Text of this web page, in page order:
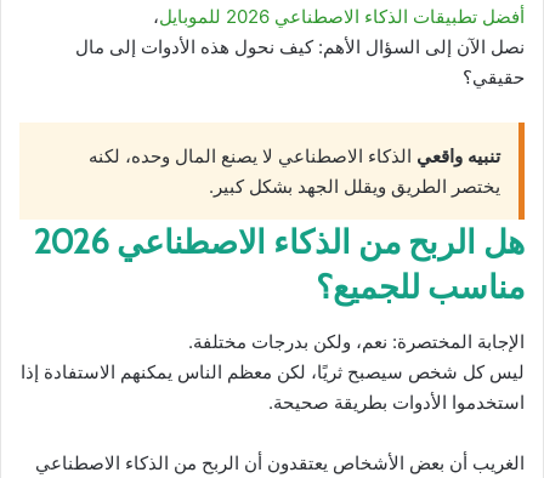
أفضل تطبيقات الذكاء الاصطناعي 2026 للموبايل
،
نصل الآن إلى السؤال الأهم: كيف نحول هذه الأدوات إلى مال
حقيقي؟
تنبيه واقعي الذكاء الاصطناعي لا يصنع المال وحده، لكنه
يختصر الطريق ويقلل الجهد بشكل كبير.
هل الربح من الذكاء الاصطناعي 2026
مناسب للجميع؟
الإجابة المختصرة: نعم، ولكن بدرجات مختلفة.
ليس كل شخص سيصبح ثريًا، لكن معظم الناس يمكنهم الاستفادة إذا
استخدموا الأدوات بطريقة صحيحة.
الغريب أن بعض الأشخاص يعتقدون أن الربح من الذكاء الاصطناعي